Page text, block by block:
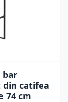
bar
din catifea
74 cm